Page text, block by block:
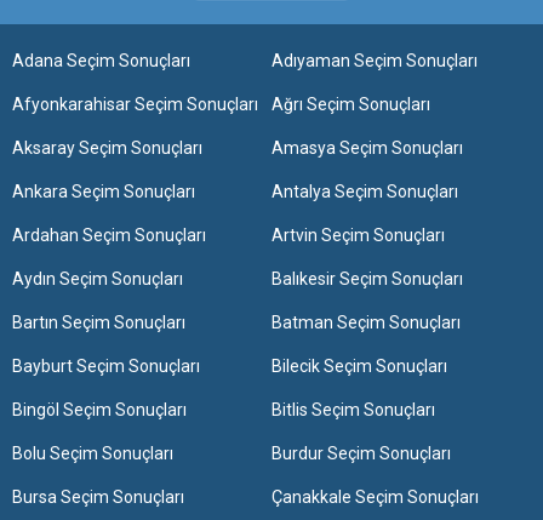
Adana Seçim Sonuçları Adıyaman Seçim Sonuçları
Afyonkarahisar Seçim Sonuçları Ağrı Seçim Sonuçları
Aksaray Seçim Sonuçları Amasya Seçim Sonuçları
Ankara Seçim Sonuçları Antalya Seçim Sonuçları
Ardahan Seçim Sonuçları Artvin Seçim Sonuçları
Aydın Seçim Sonuçları Balıkesir Seçim Sonuçları
Bartın Seçim Sonuçları Batman Seçim Sonuçları
Bayburt Seçim Sonuçları Bilecik Seçim Sonuçları
Bingöl Seçim Sonuçları Bitlis Seçim Sonuçları
Bolu Seçim Sonuçları Burdur Seçim Sonuçları
Bursa Seçim Sonuçları Çanakkale Seçim Sonuçları